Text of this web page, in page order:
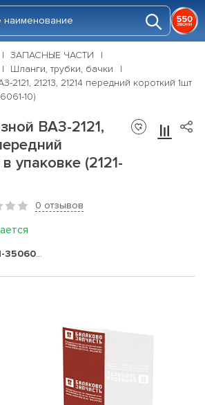
ЗАПАСНЫЕ ЧАСТИ
Шланги, трубки, бачки
21213, 21214 передний короткий 1шт
10)
ВАЗ-2121,
упаковке (2121-
0 отзывов
10)